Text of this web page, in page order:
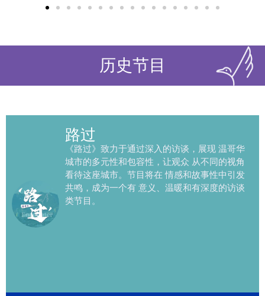
历史节目
路过
《路过》致力于通过深入的访谈，展现 温哥华
城市的多元性和包容性，让观众 从不同的视⻆
看待这座城市。节目将在 情感和故事性中引发
共鸣，成为一个有 意义、温暖和有深度的访谈
类节目。